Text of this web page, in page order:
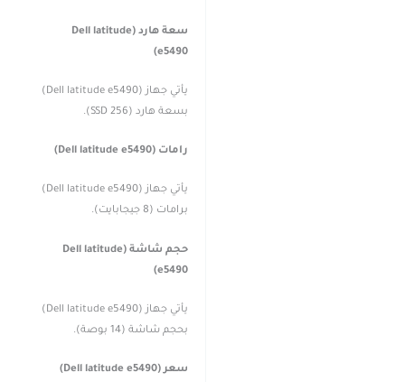
سعة هارد (Dell latitude
e5490)
يأتي جهاز (Dell latitude e5490)
بسعة هارد (256 SSD).
رامات (Dell latitude e5490)
يأتي جهاز (Dell latitude e5490)
برامات (8 جيجابايت).
حجم شاشة (Dell latitude
e5490)
يأتي جهاز (Dell latitude e5490)
بحجم شاشة (14 بوصة).
سعر (Dell latitude e5490)